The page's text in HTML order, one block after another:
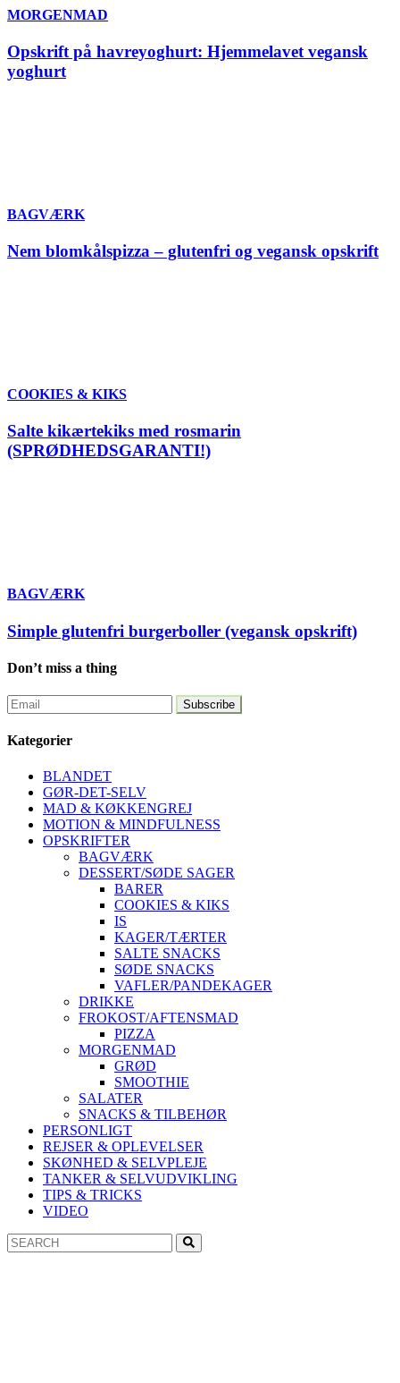
MORGENMAD
Opskrift på havreyoghurt: Hjemmelavet vegansk
yoghurt
BAGVÆRK
Nem blomkålspizza – glutenfri og vegansk opskrift
COOKIES & KIKS
Salte kikærtekiks med rosmarin
(SPRØDHEDSGARANTI!)
BAGVÆRK
Simple glutenfri burgerboller (vegansk opskrift)
Don’t miss a thing
Kategorier
BLANDET
GØR-DET-SELV
MAD & KØKKENGREJ
MOTION & MINDFULNESS
OPSKRIFTER
BAGVÆRK
DESSERT/SØDE SAGER
BARER
COOKIES & KIKS
IS
KAGER/TÆRTER
SALTE SNACKS
SØDE SNACKS
VAFLER/PANDEKAGER
DRIKKE
FROKOST/AFTENSMAD
PIZZA
MORGENMAD
GRØD
SMOOTHIE
SALATER
SNACKS & TILBEHØR
PERSONLIGT
REJSER & OPLEVELSER
SKØNHED & SELVPLEJE
TANKER & SELVUDVIKLING
TIPS & TRICKS
VIDEO
Search
for: